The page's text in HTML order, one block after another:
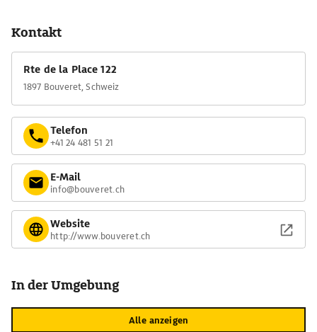
Kontakt
Rte de la Place 122
1897 Bouveret, Schweiz
Telefon
+41 24 481 51 21
E-Mail
info@bouveret.ch
Website
http://www.bouveret.ch
In der Umgebung
Alle anzeigen